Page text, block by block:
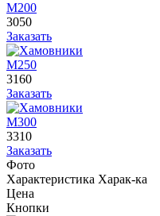
М200
3050
Заказать
М250
3160
Заказать
М300
3310
Заказать
Фото
Характеристика Харак-ка
Цена
Кнопки